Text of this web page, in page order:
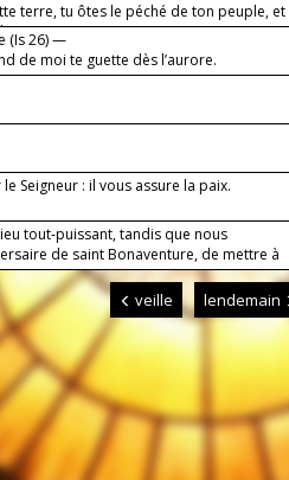
terre, tu ôtes le péché de ton peuple, et
nous.
(Is 26) —
de moi te guette dès l’aurore.
Seigneur : il vous assure la paix.
tout-puissant, tandis que nous
de saint Bonaventure, de mettre à
veille lendemain